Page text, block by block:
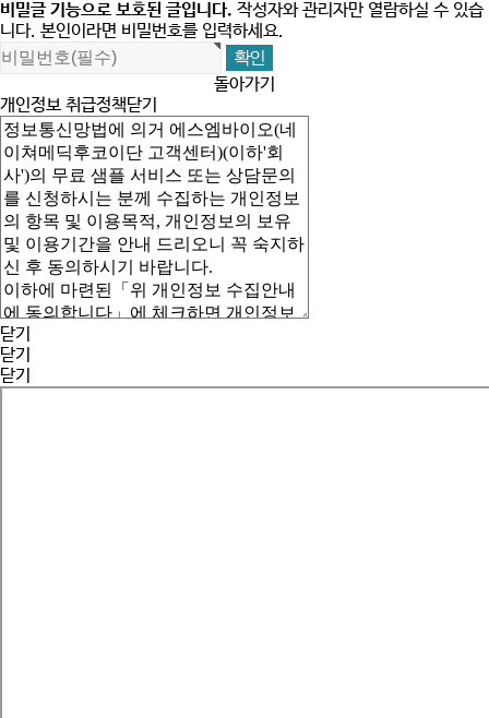
비밀글 기능으로 보호된 글입니다. 작성자와 관리자만 열람하실 수 있습
니다. 본인이라면 비밀번호를 입력하세요.
돌아가기
개인정보 취급정책닫기
닫기
닫기
닫기